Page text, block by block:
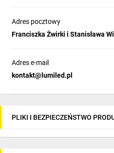
Adres pocztowy
Franciszka Żwirki i Stanisława
Adres e-mail
kontakt@lumiled.pl
PLIKI I BEZPIECZEŃSTWO